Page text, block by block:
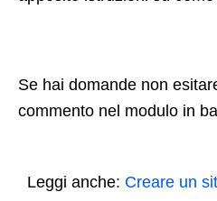
Se hai domande non
commento nel modulo in
Leggi anche: Creare un